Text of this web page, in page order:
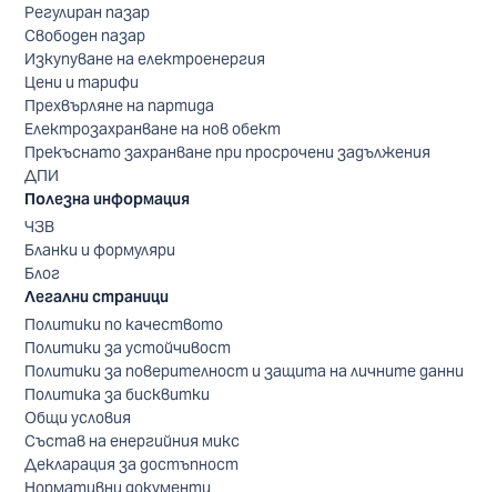
Регулиран пазар
Свободен пазар
Изкупуване на електроенергия
Цени и тарифи
Прехвърляне на партида
Електрозахранване на нов обект
Прекъснато захранване при просрочени задължения
ДПИ
Полезна информация
ЧЗВ
Бланки и формуляри
Блог
Легални страници
Политики по качеството
Политики за устойчивост
Политики за поверителност и защита на личните данни
Политика за бисквитки
Общи условия
Състав на енергийния микс
Декларация за достъпност
Нормативни документи